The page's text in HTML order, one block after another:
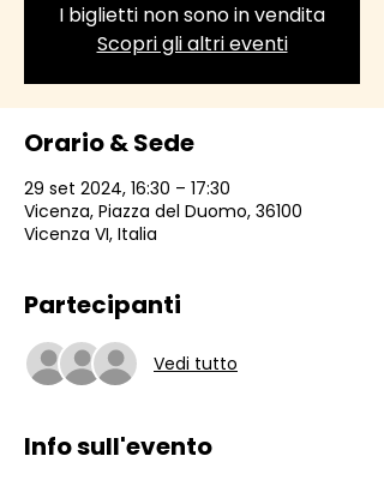
I biglietti non sono in vendita
Scopri gli altri eventi
Orario & Sede
29 set 2024, 16:30 – 17:30
Vicenza, Piazza del Duomo, 36100
Vicenza VI, Italia
Partecipanti
Vedi tutto
Info sull'evento